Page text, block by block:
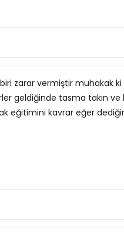
zarar vermiştir muhakak
geldiğinde tasma takın
eğitimini kavrar eğer